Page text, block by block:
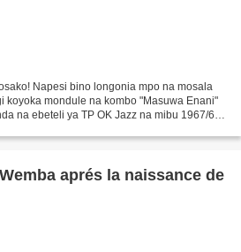
Napesi bino longonia mpo na mosala
koyoka mondule na kombo "Masuwa Enani"
na ebeteli ya TP OK Jazz na mibu 1967/69
aprés la naissance de